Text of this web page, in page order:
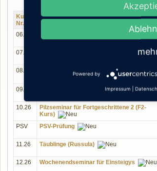
Kurs-
Nr.
Kurstitel
06.26
07.26
08.26
Pilzseminar für Fortgeschrittene 1 (F1-
09.26 Wochenendseminar für Einsteigys
10.26
Pilzseminar für Fortgeschrittene 2 (F2-
Kurs)
PSV
PSV-Prüfung
11.26 Täublinge (Russula)
12.26
Wochenendseminar für Einsteigys
Powered by
Impressum